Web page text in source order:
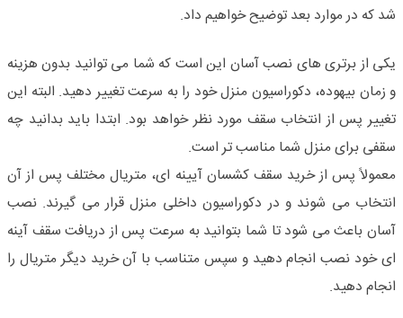
شد که در موارد بعد توضیح خواهیم داد.
یکی از برتری های نصب آسان این است که شما می توانید بدون هزینه
و زمان بیهوده، دکوراسیون منزل خود را به سرعت تغییر دهید. البته این
تغییر پس از انتخاب سقف مورد نظر خواهد بود. ابتدا باید بدانید چه
سقفی برای منزل شما مناسب تر است.
معمولاً پس از خرید سقف کشسان آیینه ای، متریال مختلف پس از آن
انتخاب می شوند و در دکوراسیون داخلی منزل قرار می گیرند. نصب
آسان باعث می شود تا شما بتوانید به سرعت پس از دریافت سقف آینه
ای خود نصب انجام دهید و سپس متناسب با آن خرید دیگر متریال را
انجام دهید.